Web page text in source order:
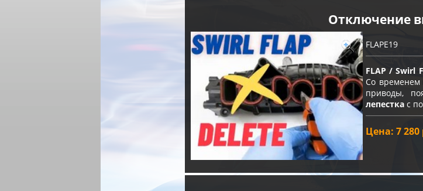
Отключение
FLAPE19
FLAP / Swirl
Со временем
приводы,
лепестка с
Цена: 7 280